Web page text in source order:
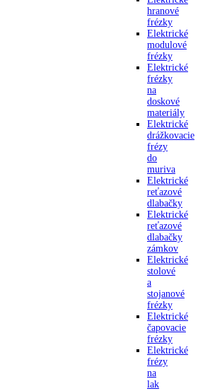
hranové
frézky
Elektrické
modulové
frézky
Elektrické
frézky
na
doskové
materiály
Elektrické
drážkovacie
frézy
do
muriva
Elektrické
reťazové
dlabačky
Elektrické
reťazové
dlabačky
zámkov
Elektrické
stolové
a
stojanové
frézky
Elektrické
čapovacie
frézky
Elektrické
frézy
na
lak